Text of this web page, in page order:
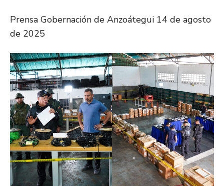
Prensa Gobernación de Anzoátegui 14 de agosto
de 2025